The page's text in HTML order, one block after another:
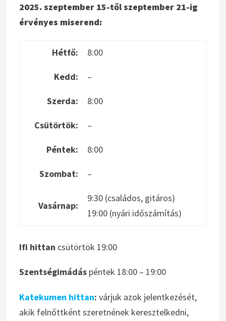
2025. szeptember 15-től szeptember 21-ig
érvényes miserend:
Hétfő: 8:00
Kedd: –
Szerda: 8:00
Csütörtök: –
Péntek: 8:00
Szombat: –
Vasárnap:
9:30 (családos, gitáros)
19:00 (nyári időszámítás)
Ifi hittan csütörtök 19:00
Szentségimádás péntek 18:00 – 19:00
Katekumen hittan: várjuk azok jelentkezését,
akik felnőttként szeretnének keresztelkedni,